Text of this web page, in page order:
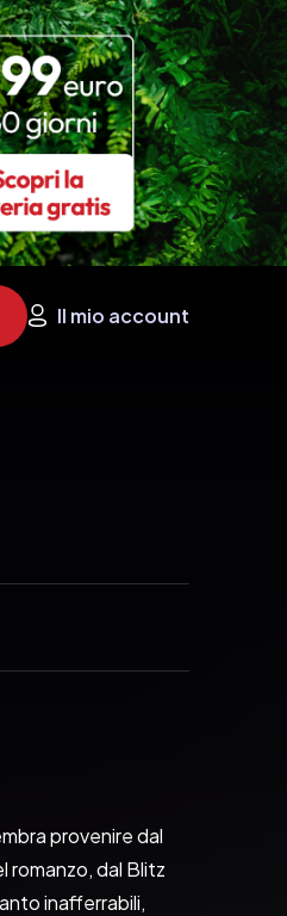
Il mio account
provenire dal
dal Blitz
inafferrabili,